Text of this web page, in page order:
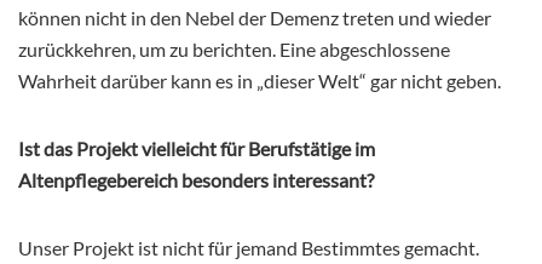
können nicht in den Nebel der Demenz treten und wieder
zurückkehren, um zu berichten. Eine abgeschlossene
Wahrheit darüber kann es in „dieser Welt“ gar nicht geben.
Ist das Projekt vielleicht für Berufstätige im
Altenpflegebereich besonders interessant?
Unser Projekt ist nicht für jemand Bestimmtes gemacht.